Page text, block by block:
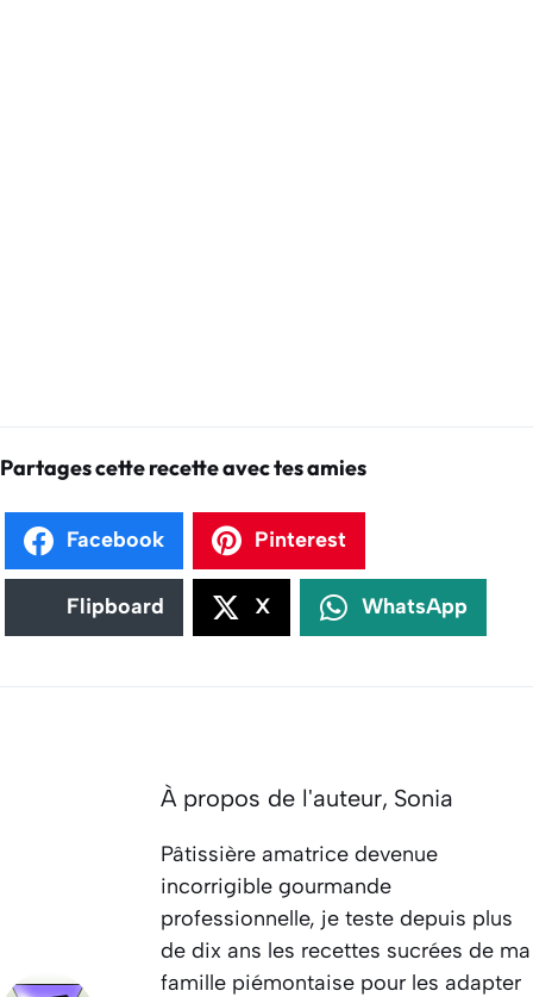
Partages cette recette avec tes amies
Facebook Pinterest
Flipboard X WhatsApp
À propos de l'auteur, Sonia
Pâtissière amatrice devenue
incorrigible gourmande
professionnelle, je teste depuis plus
de dix ans les recettes sucrées de ma
famille piémontaise pour les adapter